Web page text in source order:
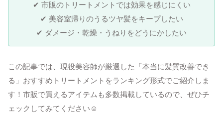
✔ 市販のトリートメントでは効果を感じにくい
✔ 美容室帰りのうるツヤ髪をキープしたい
✔ ダメージ・乾燥・うねりをどうにかしたい
この記事では、現役美容師が厳選した「本当に髪質改善でき
る」おすすめトリートメントをランキング形式でご紹介しま
す！市販で買えるアイテムも多数掲載しているので、ぜひチ
ェックしてみてください☺